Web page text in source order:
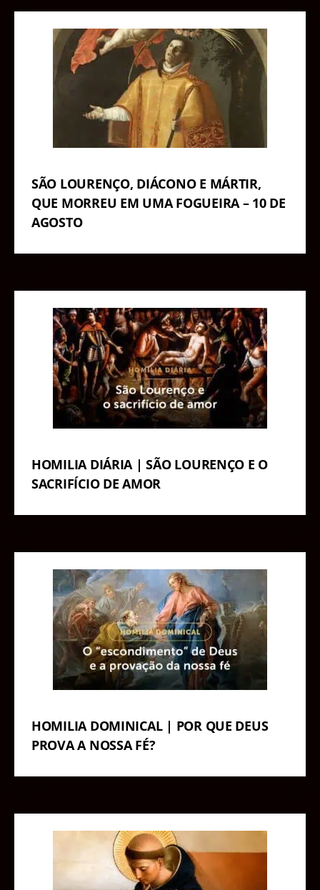
SÃO LOURENÇO, DIÁCONO E MÁRTIR,
QUE MORREU EM UMA FOGUEIRA – 10 DE
AGOSTO
HOMILIA DIÁRIA | SÃO LOURENÇO E O
SACRIFÍCIO DE AMOR
HOMILIA DOMINICAL | POR QUE DEUS
PROVA A NOSSA FÉ?